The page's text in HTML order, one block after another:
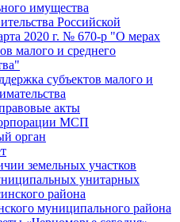
имущества
Российской
2020 г. № 670-р "О мерах
малого и среднего
субъектов малого и
акты
МСП
орган
земельных участков
унитарных
района
муниципального района